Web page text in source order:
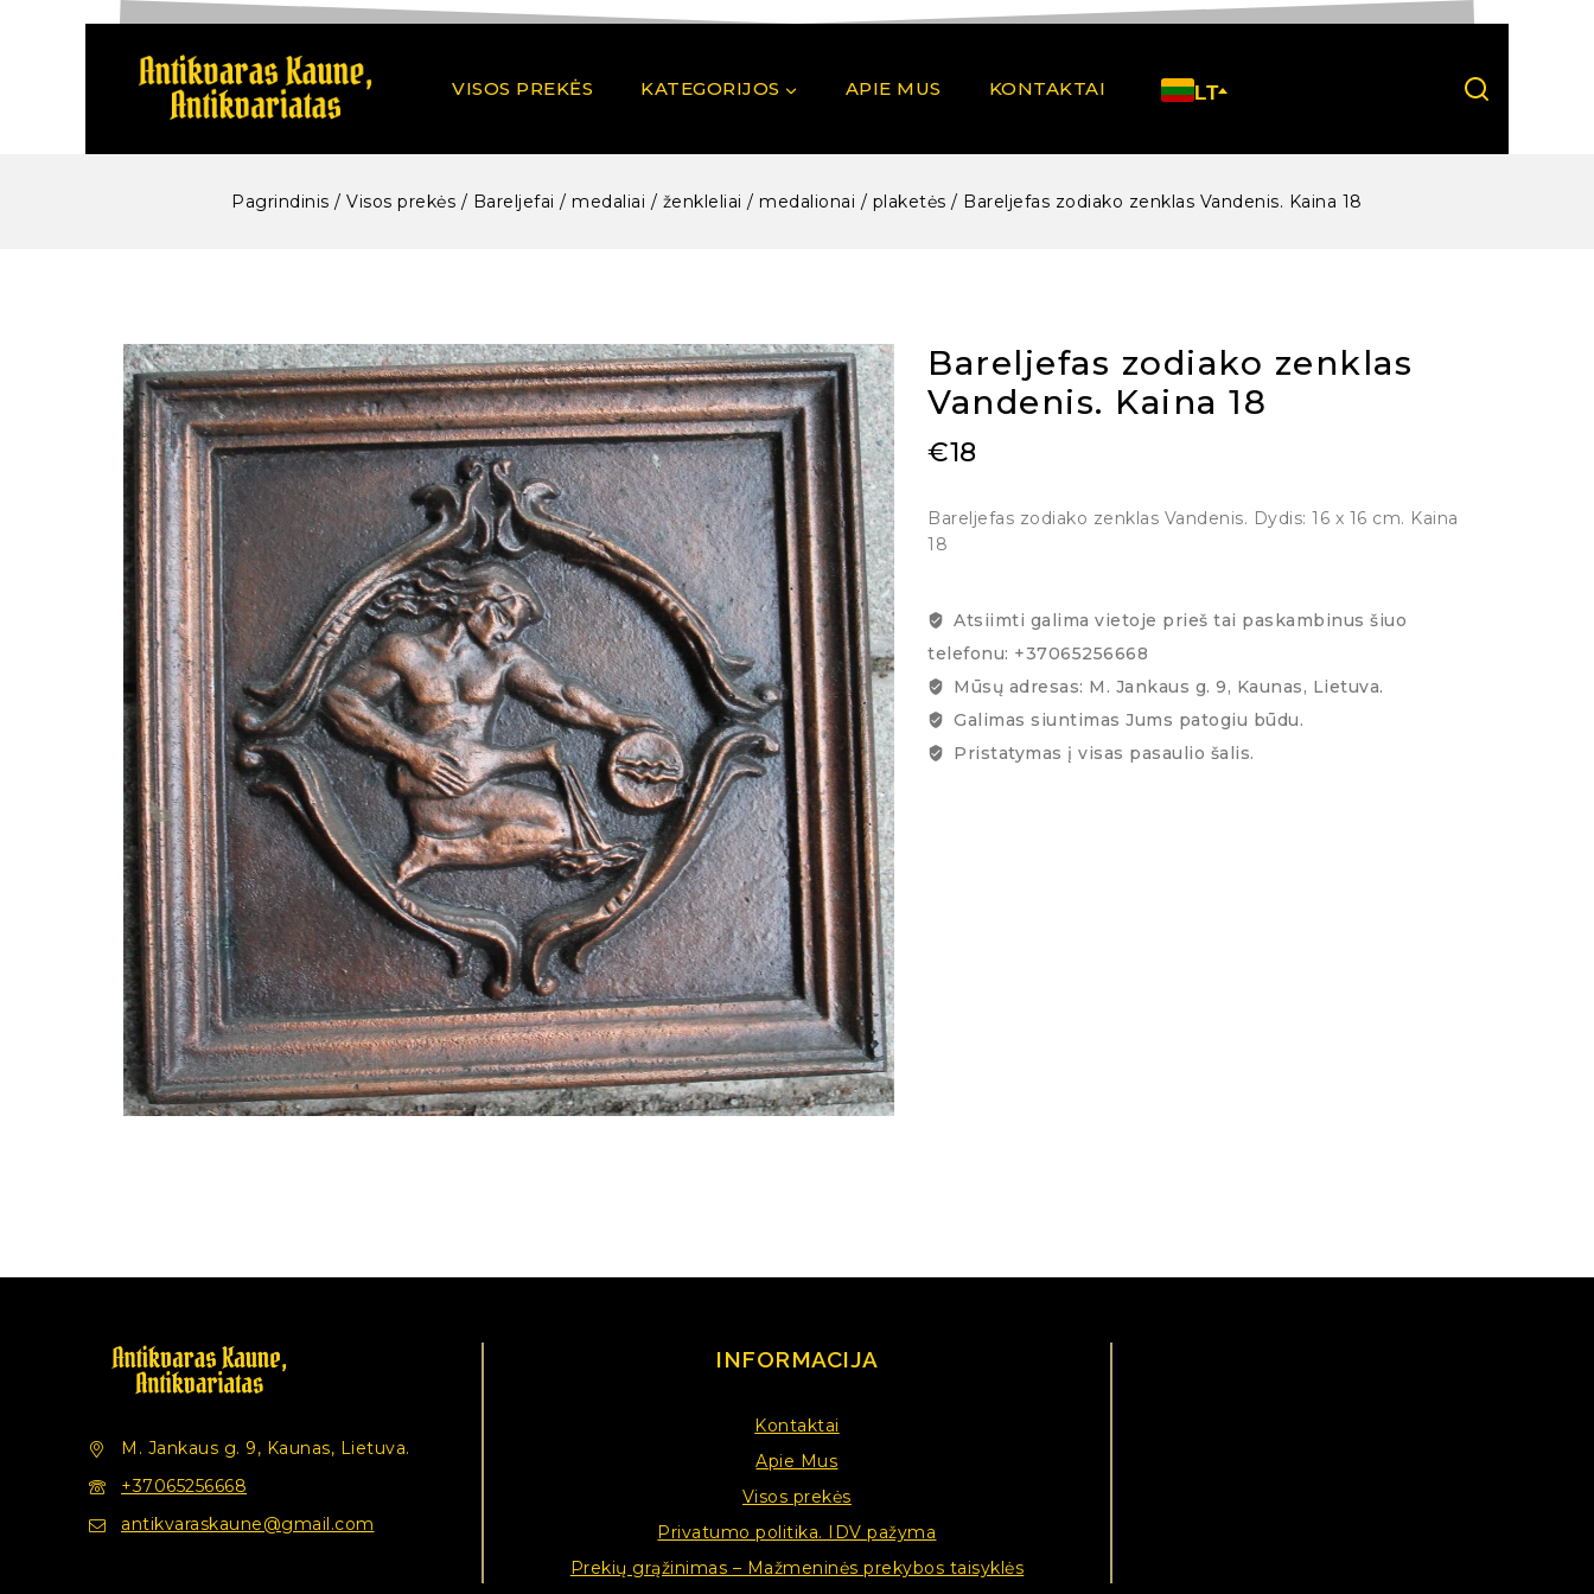
VISOS PREKĖS KATEGORIJOS APIE MUS KONTAKTAI LT
Pagrindinis / Visos prekės / Bareljefai / medaliai / ženkleliai / medalionai / plaketės / Bareljefas zodiako zenklas Vandenis. Kaina 18
Bareljefas zodiako zenklas
Vandenis. Kaina 18
€18
Bareljefas zodiako zenklas Vandenis. Dydis: 16 x 16 cm. Kaina
18
Atsiimti galima vietoje prieš tai paskambinus šiuo
telefonu: +37065256668
Mūsų adresas: M. Jankaus g. 9, Kaunas, Lietuva.
Galimas siuntimas Jums patogiu būdu.
Pristatymas į visas pasaulio šalis.
M. Jankaus g. 9, Kaunas, Lietuva.
+37065256668
antikvaraskaune@gmail.com
INFORMACIJA
Kontaktai
Apie Mus
Visos prekės
Privatumo politika. IDV pažyma
Prekių grąžinimas – Mažmeninės prekybos taisyklės